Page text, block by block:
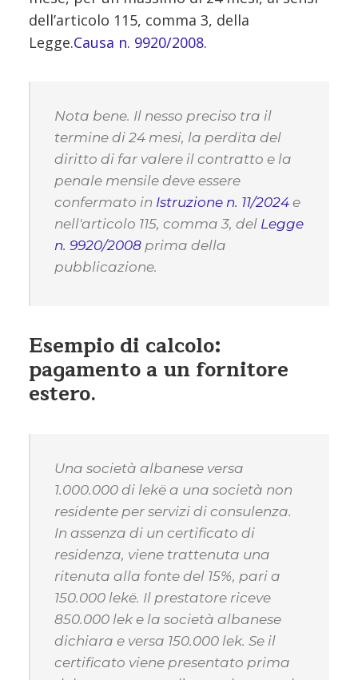
dell’articolo 115, comma 3, della
Legge.Causa n. 9920/2008.
Nota bene. Il nesso preciso tra il
termine di 24 mesi, la perdita del
diritto di far valere il contratto e la
penale mensile deve essere
confermato in Istruzione n. 11/2024 e
nell'articolo 115, comma 3, del Legge
n. 9920/2008 prima della
pubblicazione.
Esempio di calcolo:
pagamento a un fornitore
estero.
Una società albanese versa
1.000.000 di lekë a una società non
residente per servizi di consulenza.
In assenza di un certificato di
residenza, viene trattenuta una
ritenuta alla fonte del 15%, pari a
150.000 lekë. Il prestatore riceve
850.000 lek e la società albanese
dichiara e versa 150.000 lek. Se il
certificato viene presentato prima